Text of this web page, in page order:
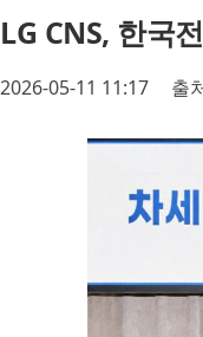
LG CNS, 한국
2026-05-11 11:17 출